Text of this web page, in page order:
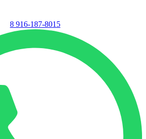
8 916-187-8015